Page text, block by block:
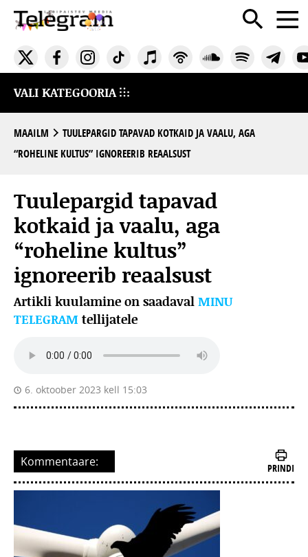
VALI KATEGOORIA
MAAILM
TUULEPARGID TAPAVAD KOTKAID JA VAALU, AGA
“ROHELINE KULTUS” IGNOREERIB REAALSUST
Tuulepargid tapavad
kotkaid ja vaalu, aga
“roheline kultus”
ignoreerib reaalsust
Artikli kuulamine on saadaval MINU
TELEGRAM tellijatele
6. oktoober 2023 kell 15:03
Kommentaare: PRINDI